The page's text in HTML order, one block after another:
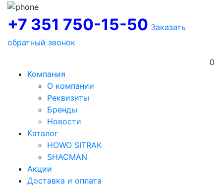
+7 351 750-15-50 Заказать
обратный звонок
0
Компания
О компании
Реквизиты
Бренды
Новости
Каталог
HOWO SITRAK
SHACMAN
Акции
Доставка и оплата